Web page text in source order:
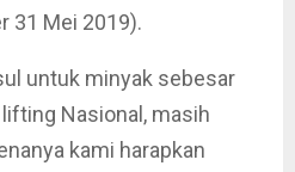
31 Mei 2019).
untuk minyak sebesar
lifting Nasional, masih
kami harapkan